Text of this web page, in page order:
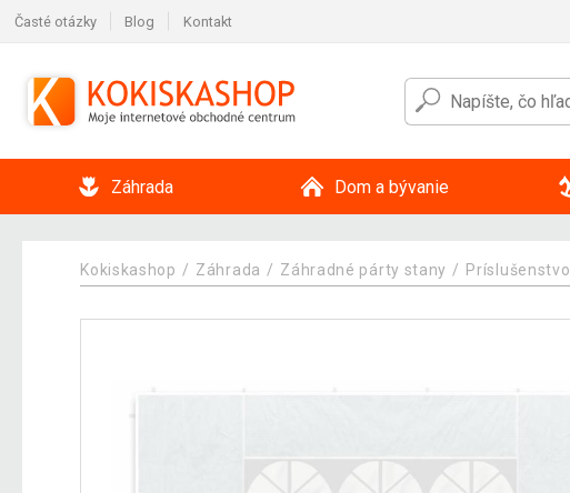
Časté otázky Blog Kontakt
Záhrada Dom a bývanie
Kokiskashop Záhrada Záhradné párty stany Príslušenstvo